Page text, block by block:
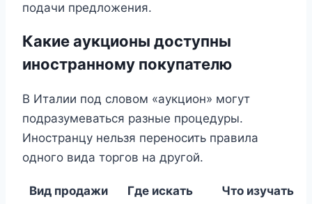
подачи предложения.
Какие аукционы доступны
иностранному покупателю
В Италии под словом «аукцион» могут
подразумеваться разные процедуры.
Иностранцу нельзя переносить правила
одного вида торгов на другой.
Вид продажи Где искать Что изучать